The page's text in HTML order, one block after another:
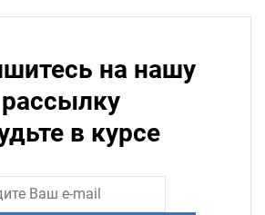
на нашу
рассылку
в курсе